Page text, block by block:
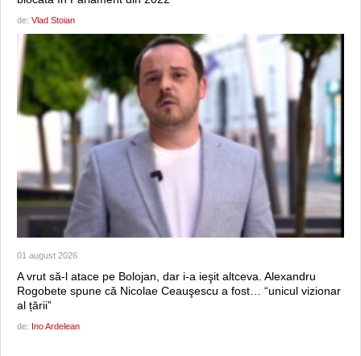
de: Vlad Stoian
01 august 2026
A vrut să-l atace pe Bolojan, dar i-a ieşit altceva. Alexandru
Rogobete spune că Nicolae Ceauşescu a fost… “unicul vizionar
al țării”
de: Ino Ardelean